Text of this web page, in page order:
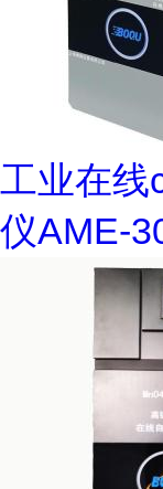
工业在线
仪AME-